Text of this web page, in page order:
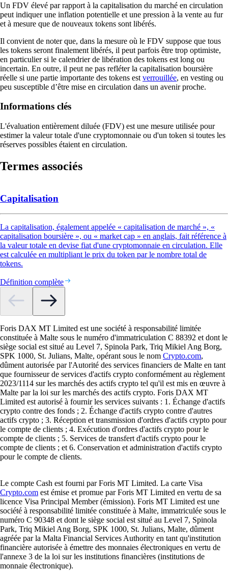
Un FDV élevé par rapport à la capitalisation du marché en circulation
peut indiquer une inflation potentielle et une pression à la vente au fur
et à mesure que de nouveaux tokens sont libérés.
Il convient de noter que, dans la mesure où le FDV suppose que tous
les tokens seront finalement libérés, il peut parfois être trop optimiste,
en particulier si le calendrier de libération des tokens est long ou
incertain. En outre, il peut ne pas refléter la capitalisation boursière
réelle si une partie importante des tokens est verrouillée, en vesting ou
peu susceptible d’être mise en circulation dans un avenir proche.
Informations clés
L'évaluation entièrement diluée (FDV) est une mesure utilisée pour
estimer la valeur totale d'une cryptomonnaie ou d'un token si toutes les
réserves possibles étaient en circulation.
Termes associés
Capitalisation
La capitalisation, également appelée « capitalisation de marché », «
capitalisation boursière », ou « market cap » en anglais, fait référence à
la valeur totale en devise fiat d'une cryptomonnaie en circulation. Elle
est calculée en multipliant le prix du token par le nombre total de
tokens.
Définition complète
Foris DAX MT Limited est une société à responsabilité limitée
constituée à Malte sous le numéro d'immatriculation C 88392 et dont le
siège social est situé au Level 7, Spinola Park, Triq Mikiel Ang Borg,
SPK 1000, St. Julians, Malte, opérant sous le nom Crypto.com,
dûment autorisée par l'Autorité des services financiers de Malte en tant
que fournisseur de services d'actifs crypto conformément au règlement
2023/1114 sur les marchés des actifs crypto tel qu'il est mis en œuvre à
Malte par la loi sur les marchés des actifs crypto. Foris DAX MT
Limited est autorisé à fournir les services suivants : 1. Échange d'actifs
crypto contre des fonds ; 2. Échange d'actifs crypto contre d'autres
actifs crypto ; 3. Réception et transmission d'ordres d'actifs crypto pour
le compte de clients ; 4. Exécution d'ordres d'actifs crypto pour le
compte de clients ; 5. Services de transfert d'actifs crypto pour le
compte de clients ; et 6. Conservation et administration d'actifs crypto
pour le compte de clients.
Le compte Cash est fourni par Foris MT Limited. La carte Visa
Crypto.com est émise et promue par Foris MT Limited en vertu de sa
licence Visa Principal Member (émission). Foris MT Limited est une
société à responsabilité limitée constituée à Malte, immatriculée sous le
numéro C 90348 et dont le siège social est situé au Level 7, Spinola
Park, Triq Mikiel Ang Borg, SPK 1000, St. Julians, Malte, dûment
agréée par la Malta Financial Services Authority en tant qu'institution
financière autorisée à émettre des monnaies électroniques en vertu de
l'annexe 3 de la loi sur les institutions financières (institutions de
monnaie électronique).